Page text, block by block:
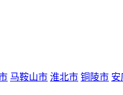
马鞍山市 淮北市 铜陵市 安